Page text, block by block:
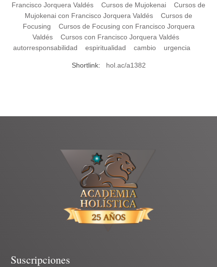
Francisco Jorquera Valdés
Cursos de Mujokenai
Cursos de
Mujokenai con Francisco Jorquera Valdés
Cursos de
Focusing
Cursos de Focusing con Francisco Jorquera
Valdés
Cursos con Francisco Jorquera Valdés
autorresponsabilidad
espiritualidad cambio urgencia
Shortlink: hol.ac/a1382
Suscripciones